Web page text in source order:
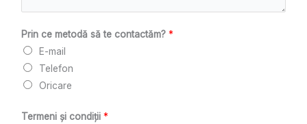
Prin ce metodă să te contactăm?*
E-mail
Telefon
Oricare
Termeni și condiții*